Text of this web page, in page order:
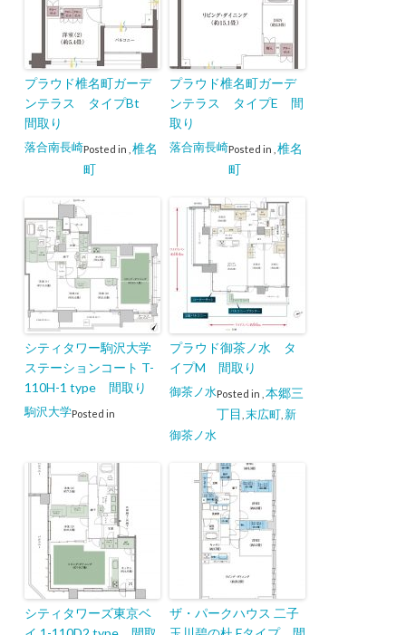
プラウド椎名町ガーデ
ンテラス タイプBt
間取り
Posted in
落合南長崎
椎名
町
プラウド椎名町ガーデ
ンテラス タイプE 間
取り
Posted in
落合南長崎
椎名
町
シティタワー駒沢大学
ステーションコート T-
110H-1 type 間取り
Posted in
駒沢大学
プラウド御茶ノ水 タ
イプM 間取り
Posted in
御茶ノ水
本郷三
丁目 末広町, 新
御茶ノ水
シティタワーズ東京ベ
ザ・パークハウス 二子